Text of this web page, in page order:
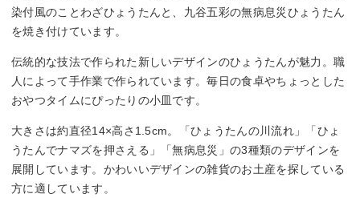
染付風のことわざひょうたんと、九谷五彩の無病息災ひょうたん
を焼き付けています。
伝統的な技法で作られた新しいデザインのひょうたんが魅力。職
人によって手作業で作られています。毎日の食卓やちょっとした
おやつタイムにぴったりの小皿です。
大きさは約直径14×高さ1.5cm。「ひょうたんの川流れ」「ひょ
うたんでナマズを押さえる」「無病息災」の3種類のデザインを
展開しています。かわいいデザインの雑貨のお土産を探している
方に適しています。